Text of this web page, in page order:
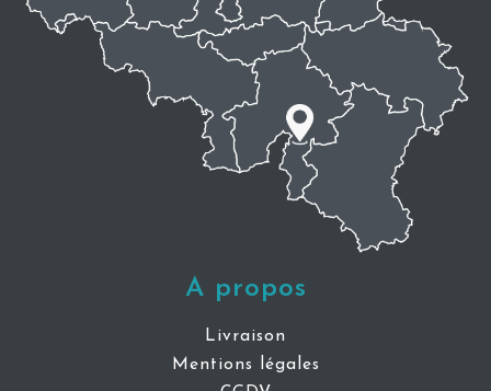
A propos
Livraison
Mentions légales